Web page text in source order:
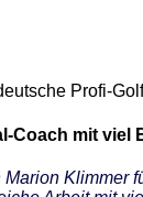
Profi-
Coach mit viel
Marion Klimmer